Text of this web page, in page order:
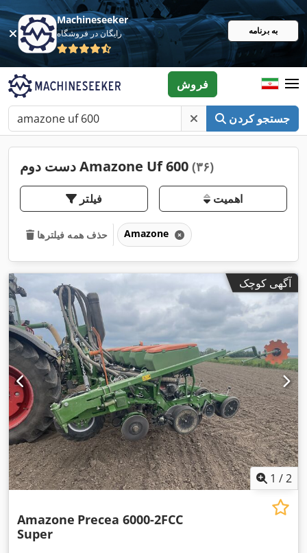
Machineseeker
رایگان در فروشگاه به برنامه
جستجو کردن
فروش
دست دوم Amazone Uf 600 (۳۶)
فیلتر اهمیت
حذف همه فیلترها Amazone
آگهی کوچک
1 /2
Amazone Precea 6000-2FCC
Super